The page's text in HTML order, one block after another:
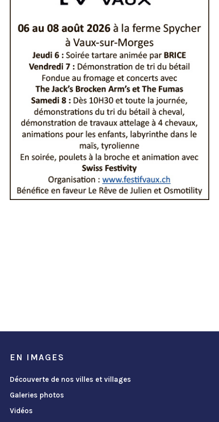
EN IMAGES
Découverte de nos villes et villages
Galeries photos
Vidéos